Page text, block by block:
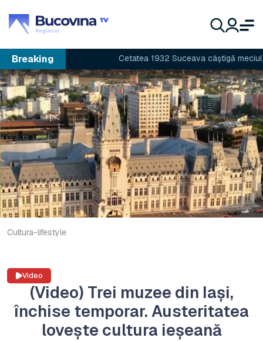
Breaking Cetatea 1932 Suceava câștigă meciul cu
Cultura-lifestyle
Video
(Video) Trei muzee din Iași,
închise temporar. Austeritatea
lovește cultura ieșeană